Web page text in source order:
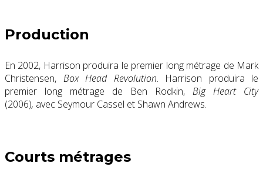
Production
En 2002, Harrison produira le premier long métrage de Mark
Christensen, Box Head Revolution. Harrison produira le
premier long métrage de Ben Rodkin, Big Heart City
(2006), avec Seymour Cassel et Shawn Andrews.
Courts métrages